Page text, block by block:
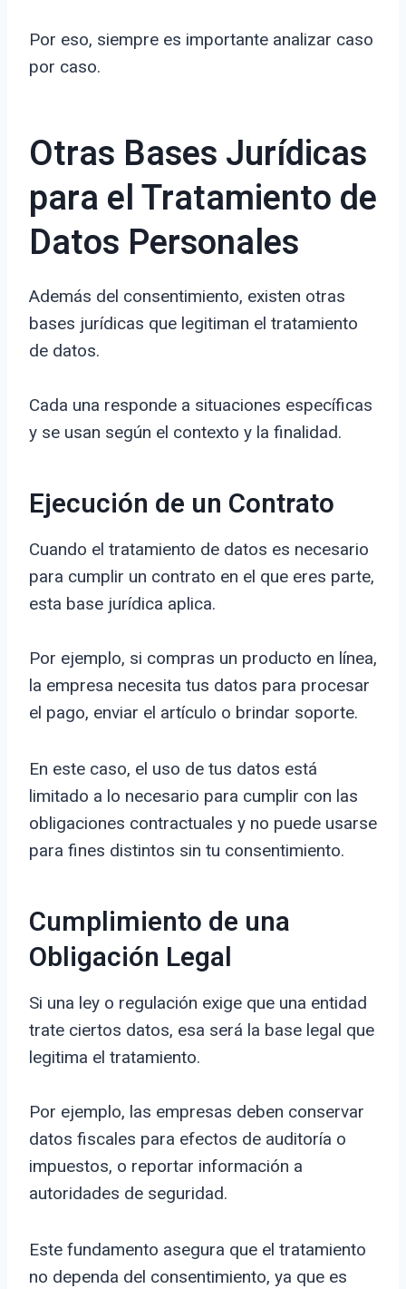
Por eso, siempre es importante analizar caso
por caso.
Otras Bases Jurídicas
para el Tratamiento de
Datos Personales
Además del consentimiento, existen otras
bases jurídicas que legitiman el tratamiento
de datos.
Cada una responde a situaciones específicas
y se usan según el contexto y la finalidad.
Ejecución de un Contrato
Cuando el tratamiento de datos es necesario
para cumplir un contrato en el que eres parte,
esta base jurídica aplica.
Por ejemplo, si compras un producto en línea,
la empresa necesita tus datos para procesar
el pago, enviar el artículo o brindar soporte.
En este caso, el uso de tus datos está
limitado a lo necesario para cumplir con las
obligaciones contractuales y no puede usarse
para fines distintos sin tu consentimiento.
Cumplimiento de una
Obligación Legal
Si una ley o regulación exige que una entidad
trate ciertos datos, esa será la base legal que
legitima el tratamiento.
Por ejemplo, las empresas deben conservar
datos fiscales para efectos de auditoría o
impuestos, o reportar información a
autoridades de seguridad.
Este fundamento asegura que el tratamiento
no dependa del consentimiento, ya que es